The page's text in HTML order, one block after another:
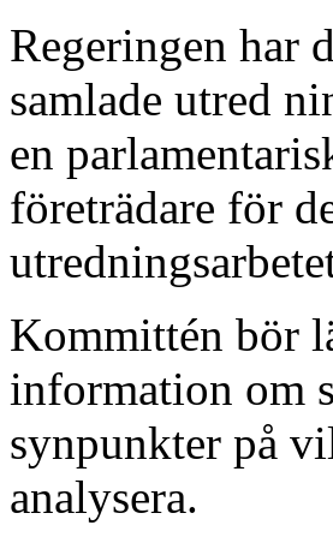
Regeringen har
samlade utred
en
företrädare för
Kommittén bör
information om
synpunkter på
analysera.